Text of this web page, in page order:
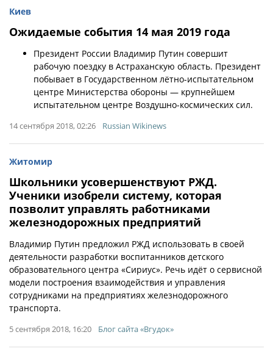
Киев
Ожидаемые события 14 мая 2019 года
Президент России Владимир Путин совершит
рабочую поездку в Астраханскую область. Президент
побывает в Государственном лётно-испытательном
центре Министерства обороны — крупнейшем
испытательном центре Воздушно-космических сил.
14 сентября 2018, 02:26 Russian Wikinews
Житомир
Школьники усовершенствуют РЖД.
Ученики изобрели систему, которая
позволит управлять работниками
железнодорожных предприятий
Владимир Путин предложил РЖД использовать в своей
деятельности разработки воспитанников детского
образовательного центра «Сириус». Речь идёт о сервисной
модели построения взаимодействия и управления
сотрудниками на предприятиях железнодорожного
транспорта.
5 сентября 2018, 16:20 Блог сайта «Вгудок»